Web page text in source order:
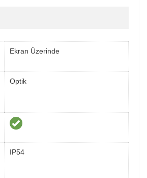
Ekran Üzerinde
Optik
IP54